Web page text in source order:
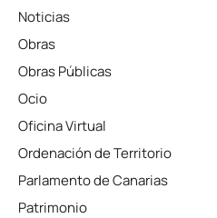
Noticias
Obras
Obras Públicas
Ocio
Oficina Virtual
Ordenación de Territorio
Parlamento de Canarias
Patrimonio